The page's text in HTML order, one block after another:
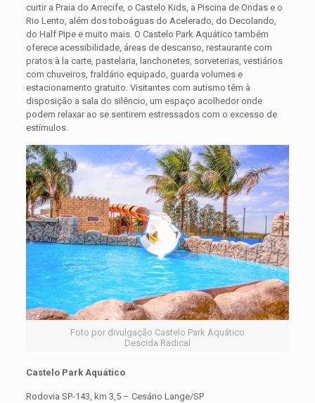
curtir a Praia do Arrecife, o Castelo Kids, a Piscina de Ondas e o
Rio Lento, além dos toboáguas do Acelerado, do Decolando,
do Half Pipe e muito mais. O Castelo Park Aquático também
oferece acessibilidade, áreas de descanso, restaurante com
pratos à la carte, pastelaria, lanchonetes, sorveterias, vestiários
com chuveiros, fraldário equipado, guarda volumes e
estacionamento gratuito. Visitantes com autismo têm à
disposição a sala do silêncio, um espaço acolhedor onde
podem relaxar ao se sentirem estressados com o excesso de
estímulos.
Foto por divulgação Castelo Park Aquático
Descida Radical
Castelo Park Aquático
Rodovia SP-143, km 3,5 – Cesário Lange/SP